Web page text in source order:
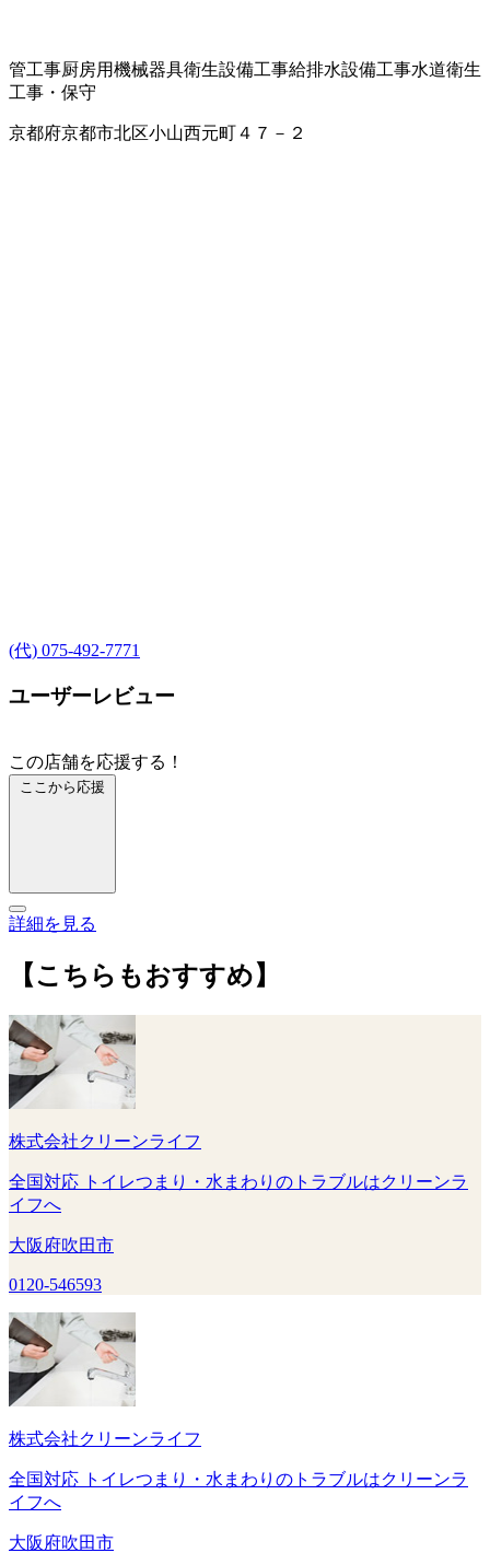
管工事厨房用機械器具衛生設備工事給排水設備工事水道衛生
工事・保守
京都府京都市北区小山西元町４７－２
(代) 075-492-7771
ユーザーレビュー
この店舗を応援する！
ここから応援
詳細を見る
【こちらもおすすめ】
株式会社クリーンライフ
全国対応 トイレつまり・水まわりのトラブルはクリーンラ
イフへ
大阪府吹田市
0120-546593
株式会社クリーンライフ
全国対応 トイレつまり・水まわりのトラブルはクリーンラ
イフへ
大阪府吹田市